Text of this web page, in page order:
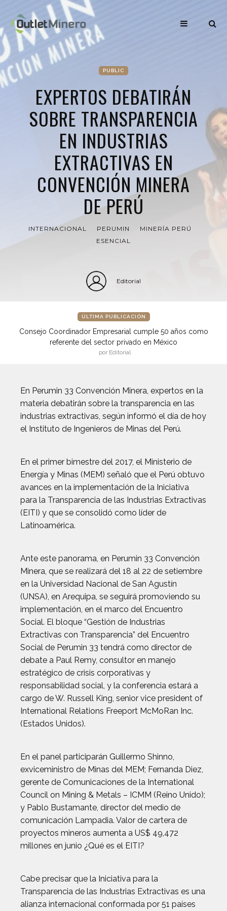
PUBLIC
EXPERTOS DEBATIRÁN
SOBRE TRANSPARENCIA
EN INDUSTRIAS
EXTRACTIVAS EN
CONVENCIÓN MINERA
DE PERÚ
INTERNACIONAL PERUMIN
MINERÍA PERÚ
ESENCIAL
Editorial
ÚLTIMA PUBLICACIÓN
Consejo Coordinador Empresarial cumple 50 años como
referente del sector privado en México
por Editorial
En Perumin 33 Convención Minera, expertos en la
materia debatirán sobre la transparencia en las
industrias extractivas, según informó el día de hoy
el Instituto de Ingenieros de Minas del Perú.
En el primer bimestre del 2017, el Ministerio de
Energía y Minas (MEM) señaló que el Perú obtuvo
avances en la implementación de la Iniciativa
para la Transparencia de las Industrias Extractivas
(EITI) y que se consolidó como líder de
Latinoamérica.
Ante este panorama, en Perumin 33 Convención
Minera, que se realizará del 18 al 22 de setiembre
en la Universidad Nacional de San Agustín
(UNSA), en Arequipa, se seguirá promoviendo su
implementación, en el marco del Encuentro
Social. El bloque “Gestión de Industrias
Extractivas con Transparencia” del Encuentro
Social de Perumin 33 tendrá como director de
debate a Paul Remy, consultor en manejo
estratégico de crisis corporativas y
responsabilidad social, y la conferencia estará a
cargo de W. Russell King, senior vice president of
International Relations Freeport McMoRan Inc.
(Estados Unidos).
En el panel participarán Guillermo Shinno,
exviceministro de Minas del MEM; Fernanda Diez,
gerente de Comunicaciones de la International
Council on Mining & Metals – ICMM (Reino Unido);
y Pablo Bustamante, director del medio de
comunicación Lampadia. Valor de cartera de
proyectos mineros aumenta a US$ 49,472
millones en junio ¿Qué es el EITI?
Cabe precisar que la Iniciativa para la
Transparencia de las Industrias Extractivas es una
alianza internacional conformada por 51 países